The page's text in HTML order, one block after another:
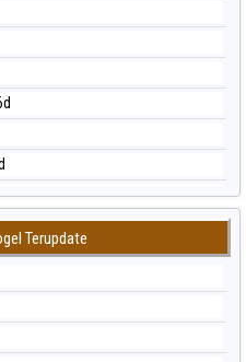
Terupdate